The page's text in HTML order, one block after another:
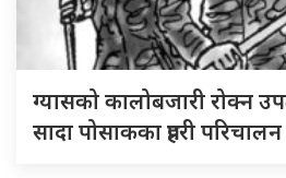
ग्यासको कालोबजारी रोक्न
सादा पोसाकका प्रहरी परिचालन